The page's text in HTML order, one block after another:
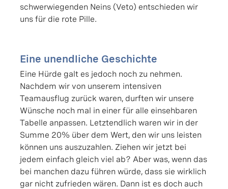
schwerwiegenden Neins (Veto) entschieden wir
uns für die rote Pille.
Eine unendliche Geschichte
Eine Hürde galt es jedoch noch zu nehmen.
Nachdem wir von unserem intensiven
Teamausflug zurück waren, durften wir unsere
Wünsche noch mal in einer für alle einsehbaren
Tabelle anpassen. Letztendlich waren wir in der
Summe 20% über dem Wert, den wir uns leisten
können uns auszuzahlen. Ziehen wir jetzt bei
jedem einfach gleich viel ab? Aber was, wenn das
bei manchen dazu führen würde, dass sie wirklich
gar nicht zufrieden wären. Dann ist es doch auch